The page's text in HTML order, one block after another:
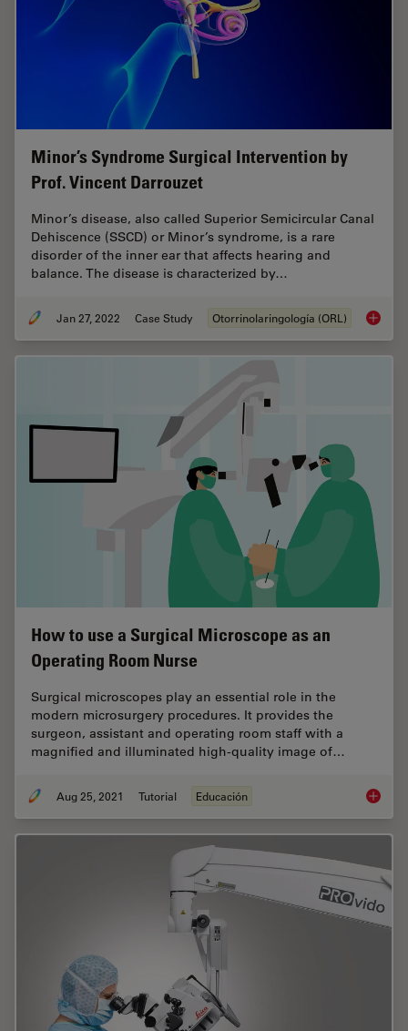
Minor’s Syndrome Surgical Intervention by
Prof. Vincent Darrouzet
Minor’s disease, also called Superior Semicircular Canal
Dehiscence (SSCD) or Minor’s syndrome, is a rare
disorder of the inner ear that affects hearing and
balance. The disease is characterized by…
Jan 27, 2022 Case Study Otorrinolaringología (ORL)
How to use a Surgical Microscope as an
Operating Room Nurse
Surgical microscopes play an essential role in the
modern microsurgery procedures. It provides the
surgeon, assistant and operating room staff with a
magnified and illuminated high-quality image of…
Aug 25, 2021 Tutorial Educación How to